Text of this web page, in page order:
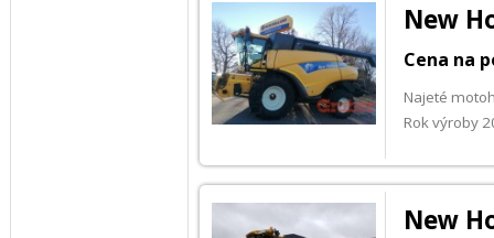
New
Cena na
Najeté
Rok výroby
New